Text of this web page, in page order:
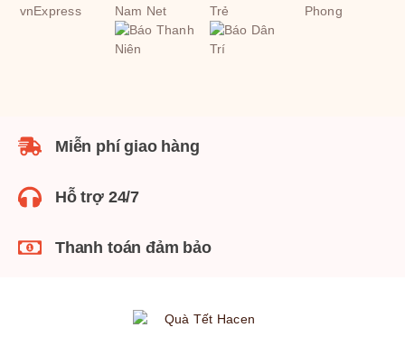
Miễn phí giao hàng
Hỗ trợ 24/7
Thanh toán đảm bảo